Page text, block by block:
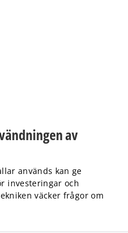
av
används kan ge
investeringar och
väcker frågor om